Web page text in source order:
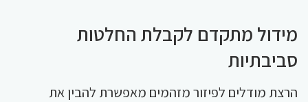
מידול מתקדם לקבלת החלטות
סביבתיות
הרצת מודלים לפיזור מזהמים מאפשרת להבין את